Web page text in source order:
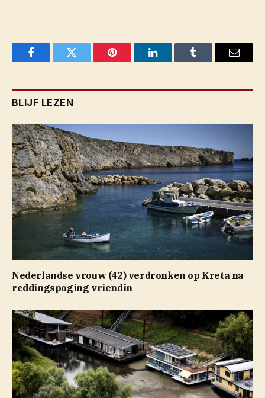
FacebookTwitter Pinterest LinkedInTumblr Email
BLIJF LEZEN
Nederlandse vrouw (42) verdronken op Kreta na
reddingspoging vriendin